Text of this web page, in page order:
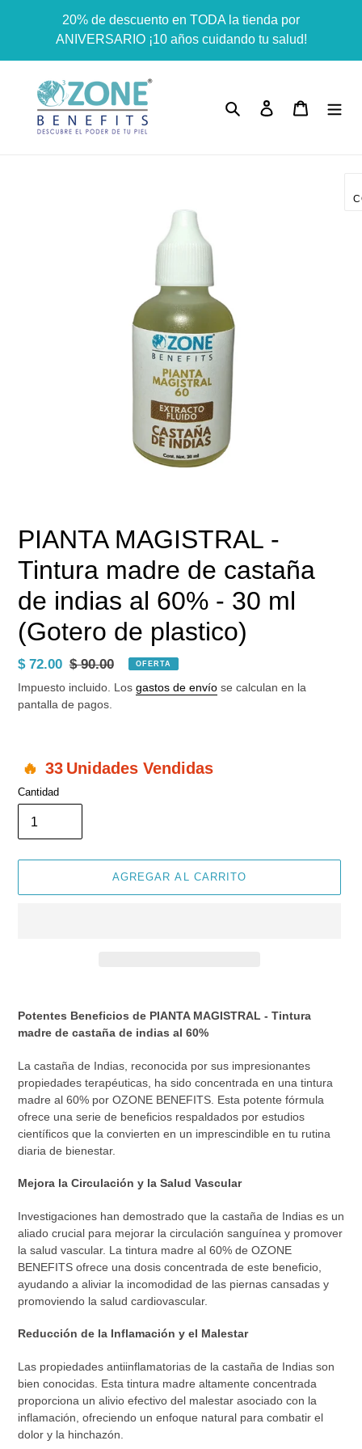
Dummy products title
Surat, Gujarat
directamente
contenido
20% de descuento en TODA la tienda por
ANIVERSARIO ¡10 años cuidando tu salud!
Buscar Ingresar Carrito
PIANTA MAGISTRAL -
Tintura madre de castaña
de indias al 60% - 30 ml
(Gotero de plastico)
Precio
de
venta
$ 72.00 Precio
habitual
$ 90.00 OFERTA
Impuesto incluido. Los gastos de envío se calculan en la
pantalla de pagos.
33 Unidades Vendidas
Cantidad
AGREGAR AL CARRITO
tu
carrito
de
compra
Potentes Beneficios de PIANTA MAGISTRAL - Tintura
madre de castaña de indias al 60%
La castaña de Indias, reconocida por sus impresionantes
propiedades terapéuticas, ha sido concentrada en una tintura
madre al 60% por OZONE BENEFITS. Esta potente fórmula
ofrece una serie de beneficios respaldados por estudios
científicos que la convierten en un imprescindible en tu rutina
diaria de bienestar.
Mejora la Circulación y la Salud Vascular
Investigaciones han demostrado que la castaña de Indias es un
aliado crucial para mejorar la circulación sanguínea y promover
la salud vascular. La tintura madre al 60% de OZONE
BENEFITS ofrece una dosis concentrada de este beneficio,
ayudando a aliviar la incomodidad de las piernas cansadas y
promoviendo la salud cardiovascular.
Reducción de la Inflamación y el Malestar
Las propiedades antiinflamatorias de la castaña de Indias son
bien conocidas. Esta tintura madre altamente concentrada
proporciona un alivio efectivo del malestar asociado con la
inflamación, ofreciendo un enfoque natural para combatir el
dolor y la hinchazón.